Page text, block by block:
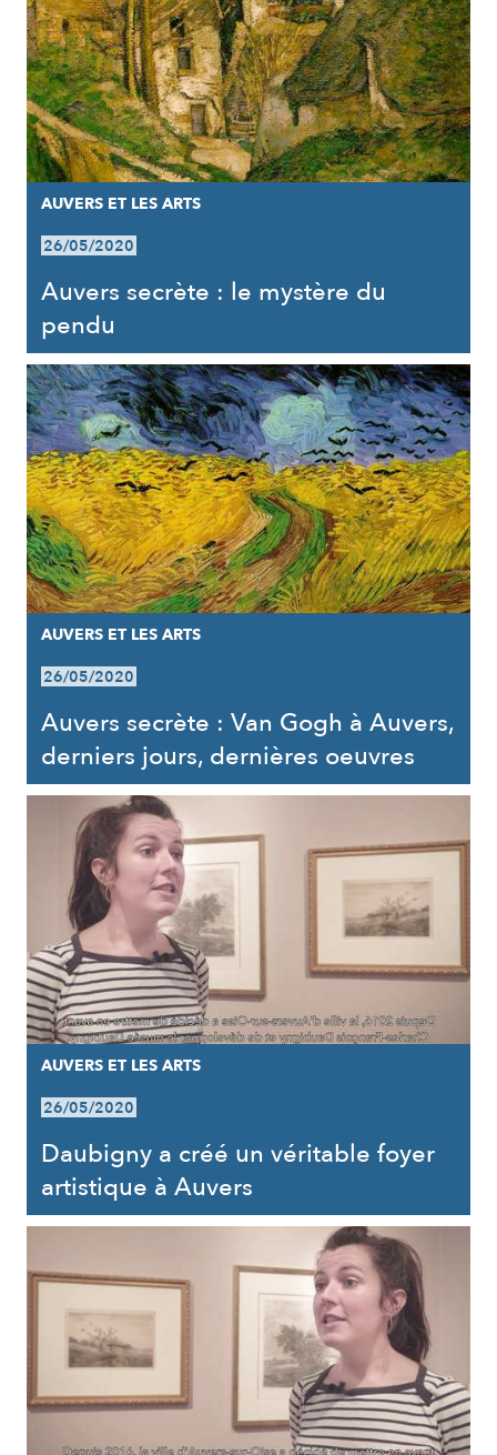
AUVERS ET LES ARTS
26/05/2020
Auvers secrète : le mystère du
pendu
AUVERS ET LES ARTS
26/05/2020
Auvers secrète : Van Gogh à Auvers,
derniers jours, dernières oeuvres
AUVERS ET LES ARTS
26/05/2020
Daubigny a créé un véritable foyer
artistique à Auvers